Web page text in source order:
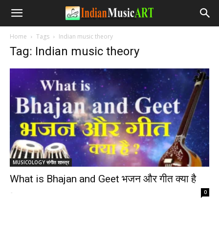
Home Tags Indian music theory
Tag: Indian music theory
MUSICOLOGY संगीत शास्त्र
What is Bhajan and Geet भजन और गीत क्या है
- 0